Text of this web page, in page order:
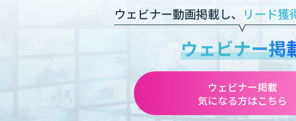
ウェビナー動画掲載し、 リード獲
ウェビナー掲
ウェビナー掲載
気になる方はこちら